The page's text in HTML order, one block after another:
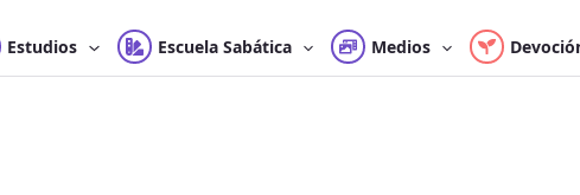
Estudios Escuela Sabática Medios